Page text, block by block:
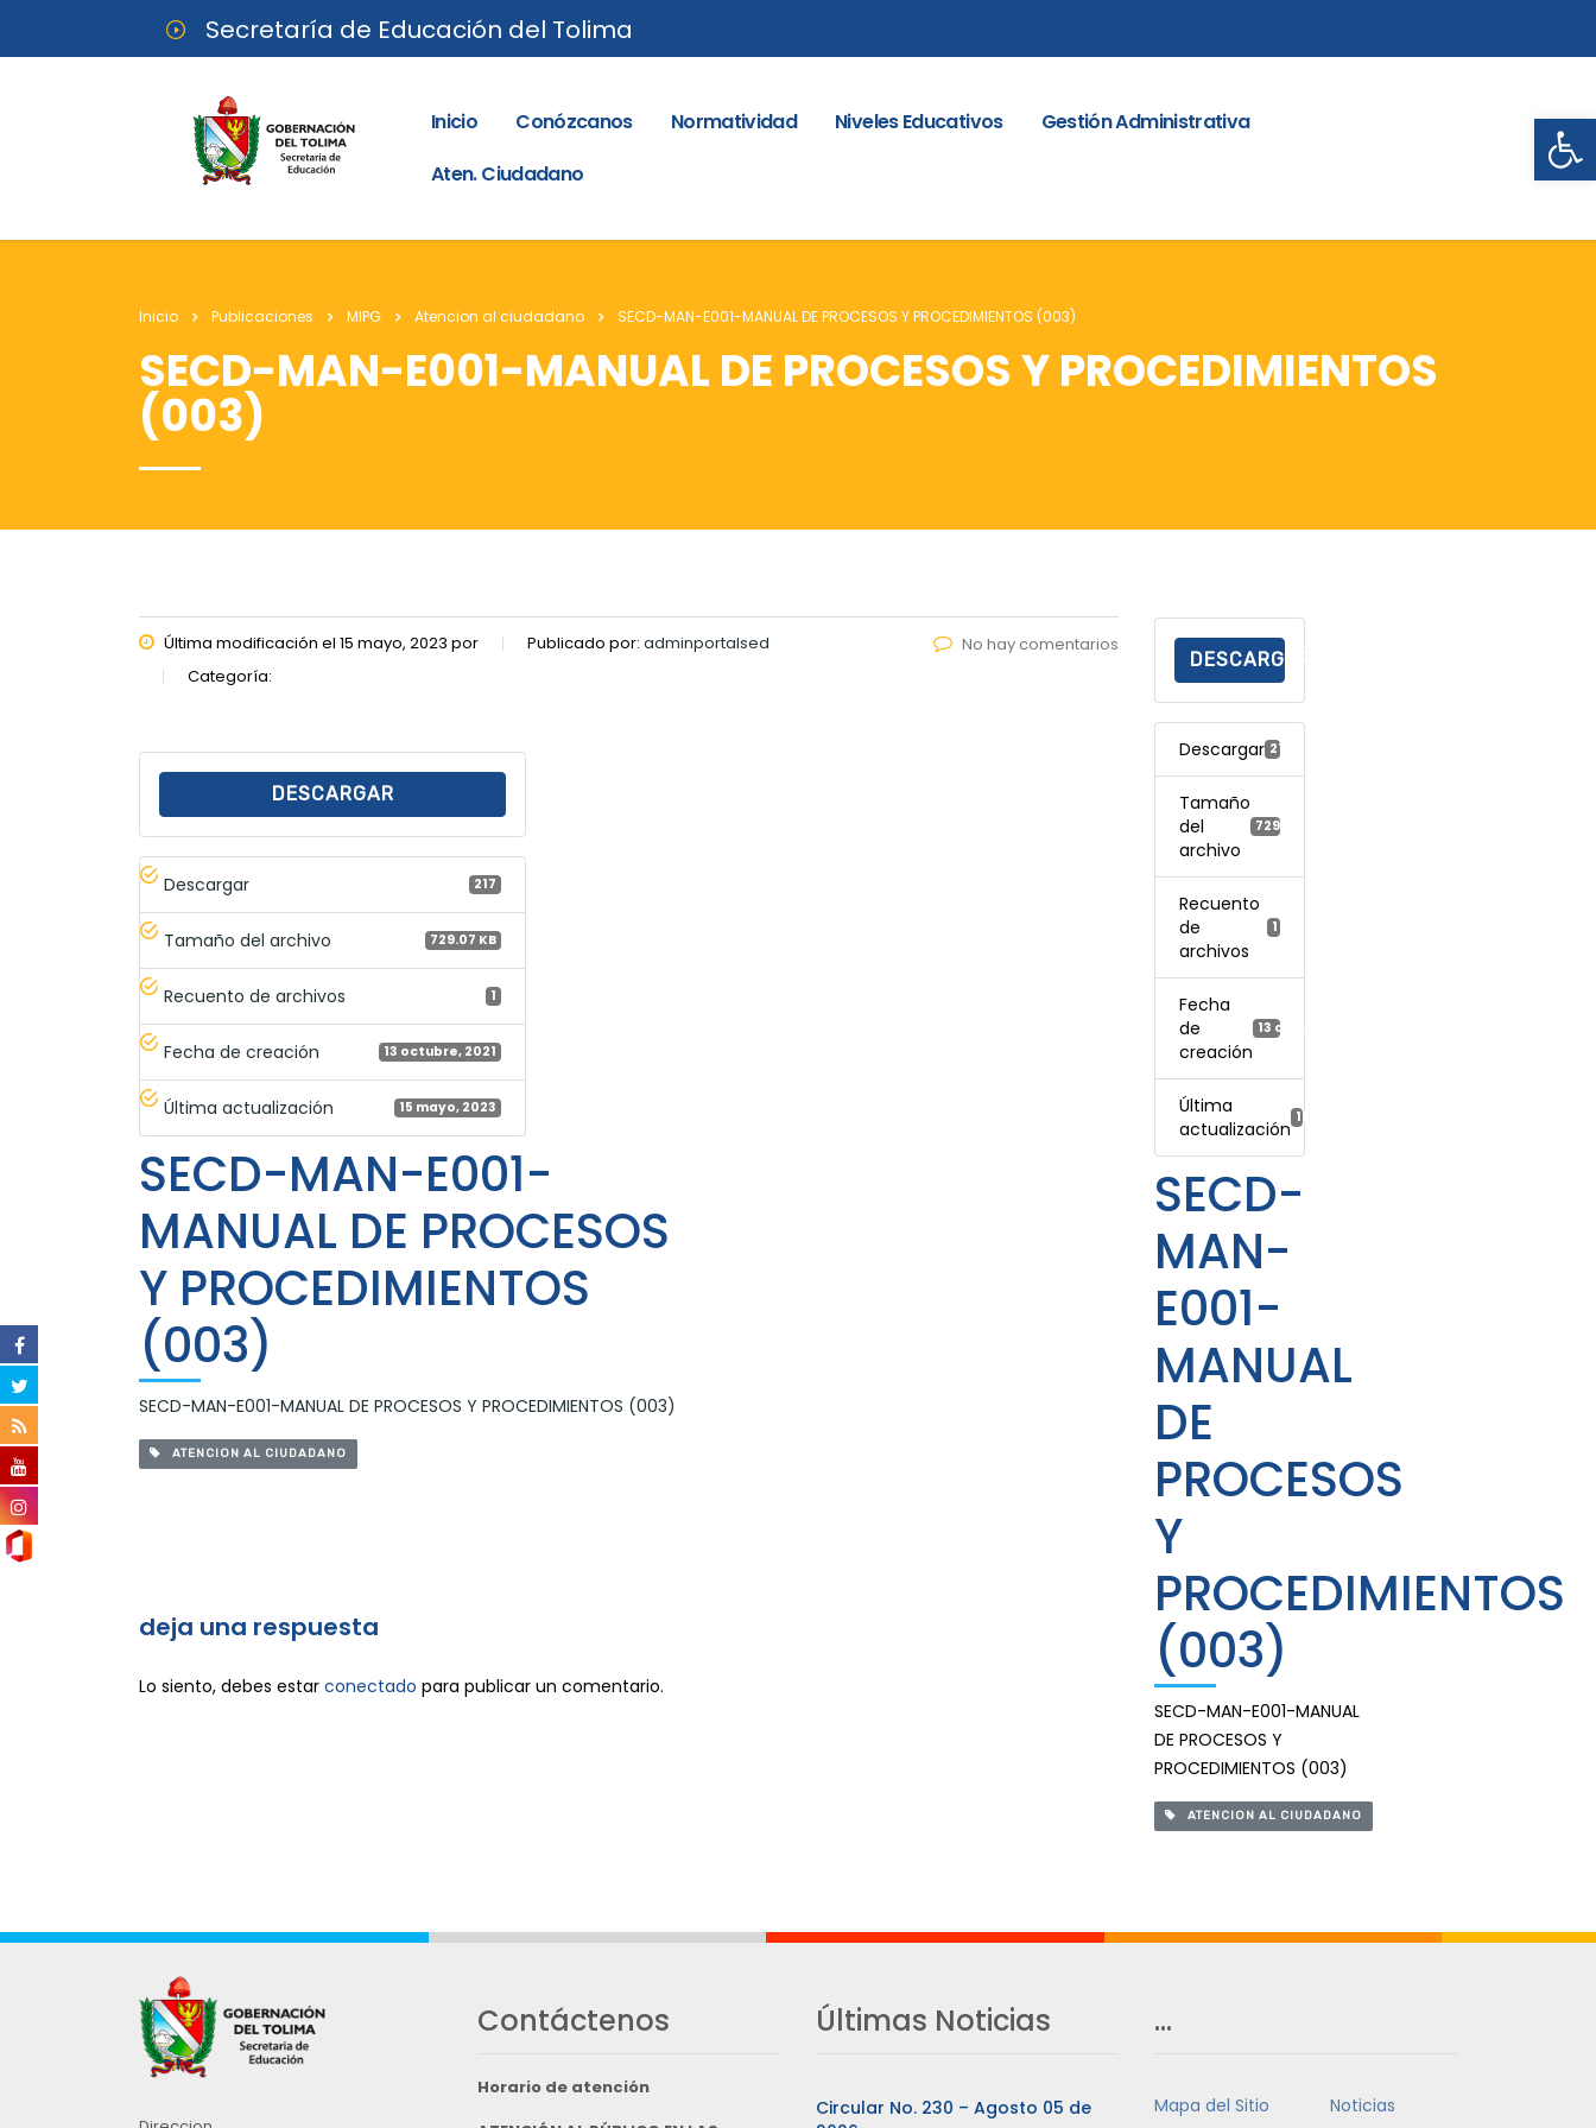
Secretaría de Educación del Tolima
Inicio Conózcanos Normatividad Niveles Educativos
Gestión Administrativa
Aten. Ciudadano
Inicio Publicaciones MIPG Atencion al ciudadano SECD-MAN-E001-MANUAL DE PROCESOS Y PROCEDIMIENTOS (003)
SECD-MAN-E001-MANUAL DE PROCESOS Y PROCEDIMIENTOS
(003)
Última modificación el 15 mayo, 2023 por Publicado por: adminportalsed
Categoría:
No hay comentarios
DESCARGAR
Descargar 217
Tamaño del archivo 729.07 KB
Recuento de archivos 1
Fecha de creación 13 octubre, 2021
Última actualización 15 mayo, 2023
SECD-MAN-E001-
MANUAL DE PROCESOS
Y PROCEDIMIENTOS
(003)
SECD-MAN-E001-MANUAL DE PROCESOS Y PROCEDIMIENTOS (003)
ATENCION AL CIUDADANO
deja una respuesta
Lo siento, debes estar conectado para publicar un comentario.
DESCARGAR
Descargar 217
Tamaño
del
archivo
729.07 KB
Recuento
de
archivos
1
Fecha
de
creación
13 octubre, 2021
Última
actualización
15 mayo, 2023
SECD-
MAN-
E001-
MANUAL
DE
PROCESOS
Y
PROCEDIMIENTOS
(003)
SECD-MAN-E001-MANUAL
DE PROCESOS Y
PROCEDIMIENTOS (003)
ATENCION AL CIUDADANO
Contáctenos
Horario de atención
Últimas Noticias
Circular No. 230 – Agosto 05 de
…
Mapa del Sitio Noticias